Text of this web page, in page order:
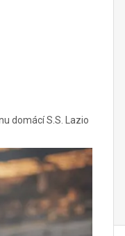
domácí S.S. Lazio